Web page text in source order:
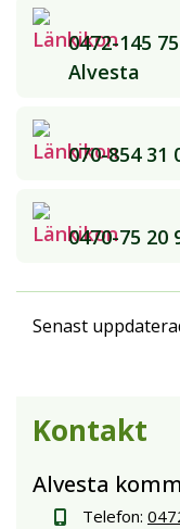
0472-145
Alvesta
070-854 31
0470-75 20
Senast
Kontakt
Alvesta
Telefon: